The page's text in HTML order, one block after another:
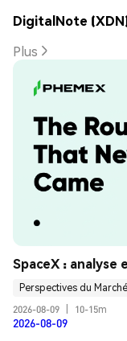
DigitalNote
Plus
SpaceX : analyse
Perspectives du Marché
2026-08-09
10-15m
2026-08-09